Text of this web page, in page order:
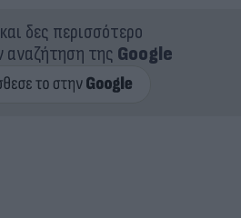
δες περισσότερο
αναζήτηση της Google